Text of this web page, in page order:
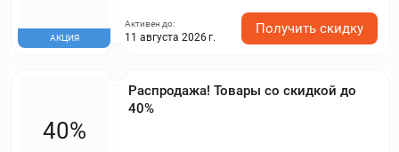
АКЦИЯ
Активен до:
11 августа 2026 г.
Получить скидку
Распродажа! Товары со скидкой до
40%
40%